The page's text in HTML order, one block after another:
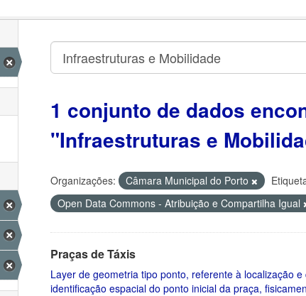
1 conjunto de dados
"Infraestruturas e
Organizações: Câmara Municipal do Porto
Open Data Commons - Atribuição e Compartilha Igual
Praças de Táxis
Layer de geometria tipo ponto, referente à localização
identificação espacial do ponto inicial da praça,